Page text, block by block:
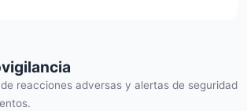
reacciones adversas y alertas de seguridad